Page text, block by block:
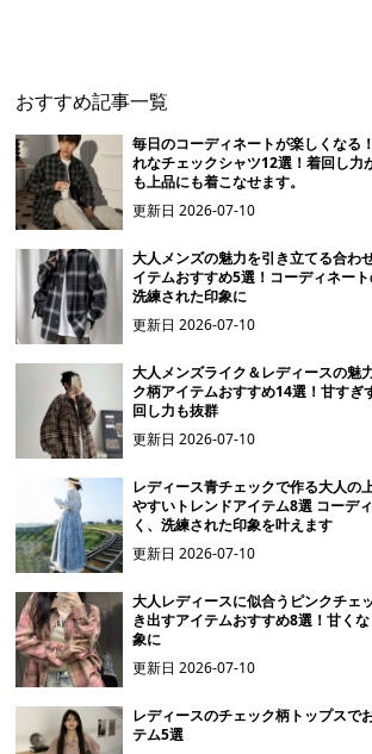
おすすめ記事一覧
毎日のコーディネートが楽しくなる
れなチェックシャツ12選！着回し力
も上品にも着こなせます。
更新日2026-07-10
大人メンズの魅力を引き立てる合わ
イテムおすすめ5選！コーディネー
洗練された印象に
更新日2026-07-10
大人メンズライク＆レディースの魅
ク柄アイテムおすすめ14選！甘すぎ
回し力も抜群
更新日2026-07-10
レディース青チェックで作る大人の
やすいトレンドアイテム8選 コーデ
く、洗練された印象を叶えます
更新日2026-07-10
大人レディースに似合うピンクチェ
き出すアイテムおすすめ8選！甘く
象に
更新日2026-07-10
レディースのチェック柄トップスで
テム5選